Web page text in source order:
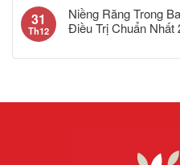
31
Th12
Niềng Răng Trong
Điều Trị Chuẩn Nhất